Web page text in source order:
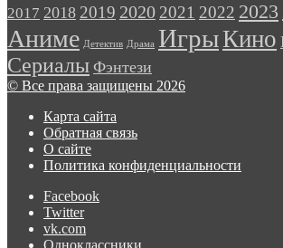
2017 2018 2019 2020 2021 2022 2023
Аниме Детектив Драма ИгрыКино
Сериалы Фэнтези
© Все права защищены 2026
Карта сайта
Обратная связь
О сайте
Политика конфиденциальности
Facebook
Twitter
vk.com